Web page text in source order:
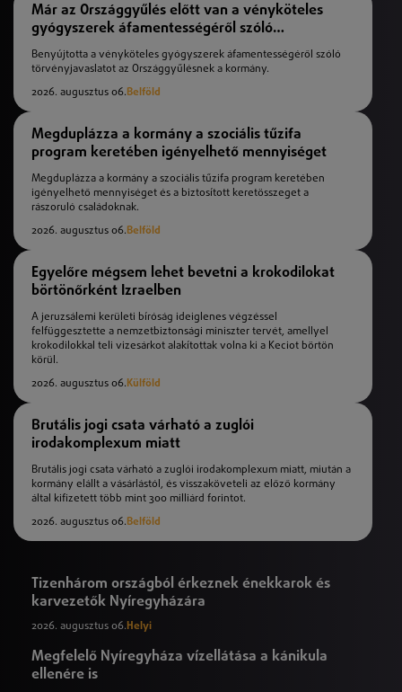
Már az Országgyűlés előtt van a vényköteles
gyógyszerek áfamentességéről szóló
Benyújtotta a vényköteles gyógyszerek áfamentességéről szóló
törvényjavaslatot az Országgyűlésnek a kormány.
2026. augusztus 06.Belföld
Megduplázza a kormány a szociális tűzifa
program keretében igényelhető mennyiséget
Megduplázza a kormány a szociális tűzifa program keretében
igényelhető mennyiséget és a biztosított keretösszeget a
rászoruló családoknak.
2026. augusztus 06.Belföld
Egyelőre mégsem lehet bevetni a krokodilokat
börtönőrként Izraelben
A jeruzsálemi kerületi bíróság ideiglenes végzéssel
felfüggesztette a nemzetbiztonsági miniszter tervét, amellyel
krokodilokkal teli vizesárkot alakítottak volna ki a Keciot börtön
körül.
2026. augusztus 06. Külföld
Brutális jogi csata várható a zuglói
irodakomplexum miatt
Brutális jogi csata várható a zuglói irodakomplexum miatt, miután a
kormány elállt a vásárlástól, és visszaköveteli az előző kormány
által kifizetett több mint 300 milliárd forintot.
2026. augusztus 06.Belföld
Tizenhárom országból érkeznek énekkarok és
karvezetők Nyíregyházára
2026. augusztus 06. Helyi
Megfelelő Nyíregyháza vízellátása a kánikula
ellenére is